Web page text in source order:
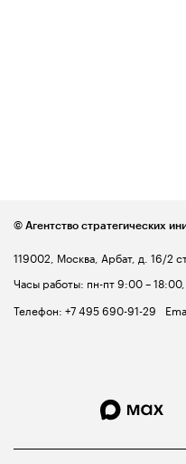
119002, Москва, Арбат, д. 16/2
Часы работы: пн-пт 9:00 –
Телефон: +7 495 690-91-29
© Агентство стратегических